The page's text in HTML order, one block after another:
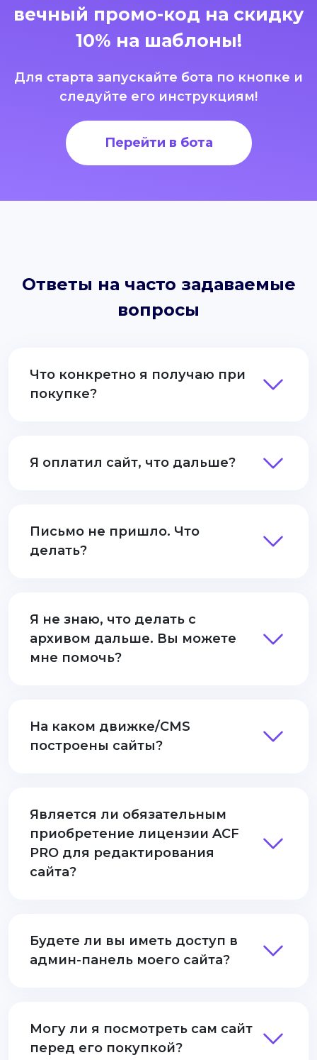
вечный промо-код на скидку
10% на шаблоны!
Для старта запускайте бота по кнопке и
следуйте его инструкциям!
Перейти в бота
Ответы на часто задаваемые
вопросы
Что конкретно я получаю при
покупке?
Я оплатил сайт, что дальше?
Письмо не пришло. Что
делать?
Я не знаю, что делать с
архивом дальше. Вы можете
мне помочь?
На каком движке/CMS
построены сайты?
Является ли обязательным
приобретение лицензии ACF
PRO для редактирования
сайта?
Будете ли вы иметь доступ в
админ-панель моего сайта?
Могу ли я посмотреть сам сайт
перед его покупкой?